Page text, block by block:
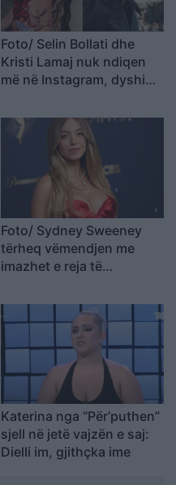
Foto/ Selin Bollati dhe
Kristi Lamaj nuk ndiqen
më në Instagram, dyshime
banorëve të Big Brother
VIP 5
Foto/ Sydney Sweeney
tërheq vëmendjen me
imazhet e reja të
Katerina nga “Për’puthen”
sjell në jetë vajzën e saj:
Dielli im, gjithçka ime